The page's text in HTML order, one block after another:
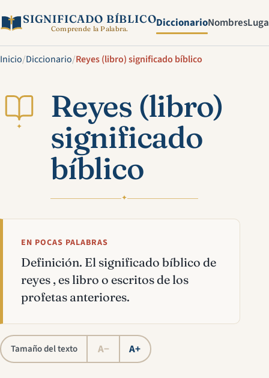
SIGNIFICADO BÍBLICO
Comprende la Palabra. DiccionarioNombres
Inicio/Diccionario/Reyes (libro) significado bíblico
✦
Reyes (libro)
significado
bíblico
✦
EN POCAS PALABRAS
Definición. El significado bíblico de
reyes , es libro o escritos de los
profetas anteriores.
Tamaño del texto A− A+